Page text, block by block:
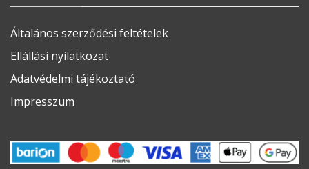
Általános szerződési feltételek
Ellállási nyilatkozat
Adatvédelmi tájékoztató
Impresszum